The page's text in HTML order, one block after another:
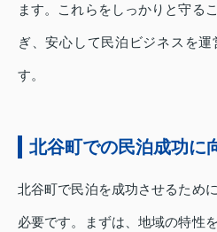
ます。これらをしっかりと守る
ぎ、安心して民泊ビジネスを
す。
北谷町での民泊成功に
北谷町で民泊を成功させるため
必要です。まずは、地域の特性